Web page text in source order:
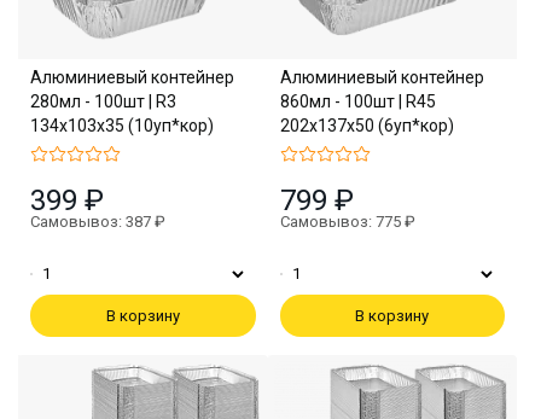
Алюминиевый контейнер
280мл - 100шт | R3
134х103х35 (10уп*кор)
399 ₽
Самовывоз: 387 ₽
В корзину
Алюминиевый контейнер
860мл - 100шт | R45
202х137х50 (6уп*кор)
799 ₽
Самовывоз: 775 ₽
В корзину